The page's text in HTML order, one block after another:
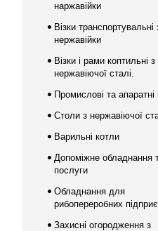
наржавійки
Візки транспортувальні
нержавійки
Візки і рами коптильні з
нержавіючої сталі.
Промислові та апаратні
Столи з нержавіючої
Варильні котли
Допоміжне обладнання
послуги
Обладнання для
рибопереробних
Захисні огородження з